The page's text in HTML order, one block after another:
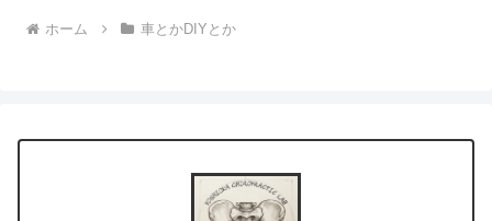
ホーム 車とかDIYとか